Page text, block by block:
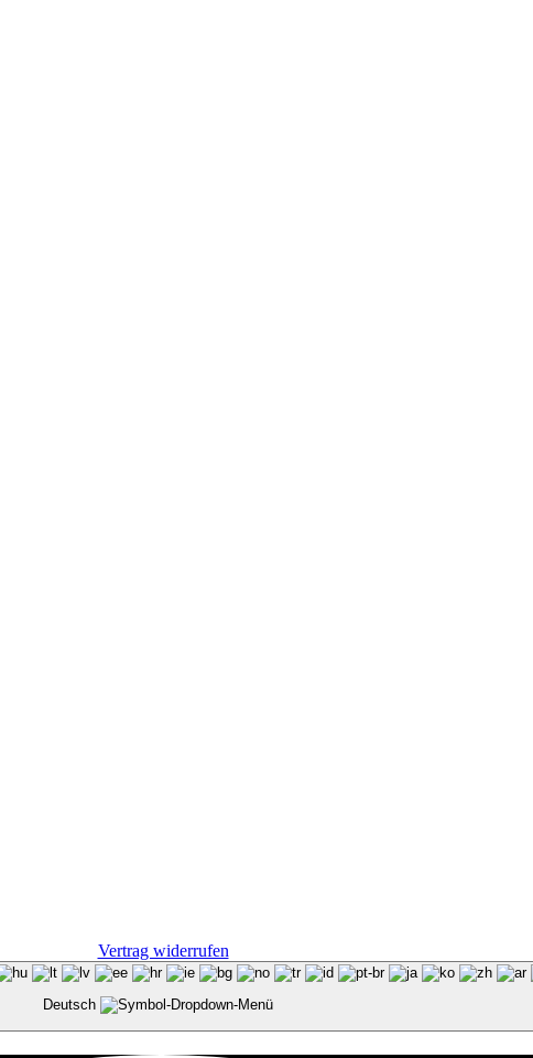
Vertrag widerrufen
Deutsch